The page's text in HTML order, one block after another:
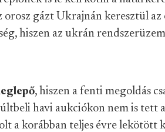
gázt Ukrajnán keresztül az
hiszen az ukrán
, hiszen a fenti megoldás
havi aukciókon nem is tett
a korábban teljes évre lekötött